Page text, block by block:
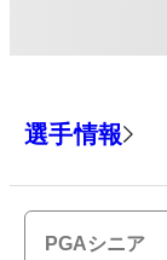
選手情報